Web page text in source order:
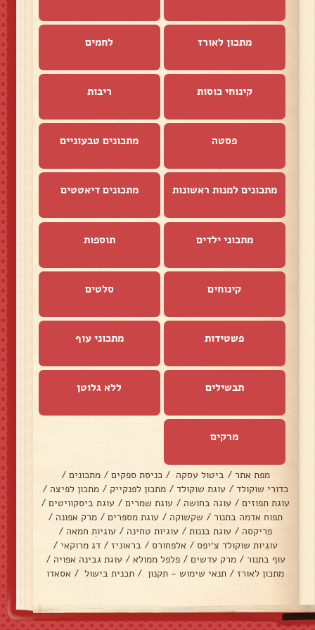
מתכון לאורז לחמים
קינוחי כוסות ריבות
פסטה מתכונים טבעוניים
מתכונים למנות ראשונות מתכונים דיאטטים
מתכוני ילדים תוספות
קינוחים סלטים
פשטידות מתכוני עוף
תבשילים ללא גלוטן
מרקים
מפת אתר / ביטול עסקה / כניסת ספקים / מתכונים /
כדורי שוקולד / עוגת שוקולד / מתכון לפנקייק / מתכון לפיצה /
עוגת תפוזים / עוגה בחושה / עוגת שמרים / עוגת ביסקוויטים /
תפוח אדמה בתנור / שקשוקה / עוגת מספרים / מרק אפונה /
פריקסה / עוגת בננות / עוגיות טחינה / עוגיות חמאה /
עוגיות שוקולד צ׳יפס / אלפחורס / בראוניז / דג מרוקאי /
עוף בתנור / מרק עדשים / פלפל ממולא / עוגת גבינה אפויה /
מתכון לאורז / תנאי שימוש - תקנון / תכנית בישול / אסאדו